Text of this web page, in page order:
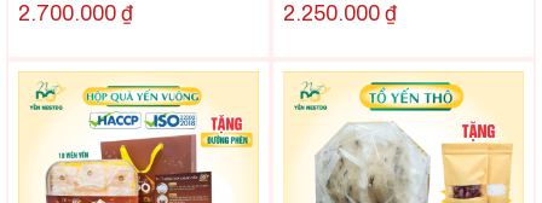
2.700.000 ₫ 2.250.000 ₫